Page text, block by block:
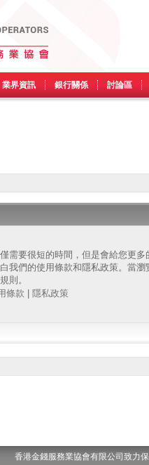
業界資訊 銀行關係 討論區
需要很短的時間，但是會給您更多
我們的使用條款和隱私政策。當瀏
則。
條款
隱私政策
香港金錢服務業協會有限公司致力